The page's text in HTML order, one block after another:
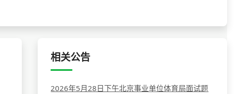
相关公告
2026年5月28日下午北京事业单位体育局面试题